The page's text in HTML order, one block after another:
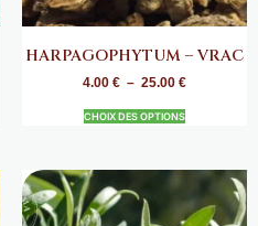
HARPAGOPHYTUM – VRAC
4.00 € – 25.00 €
CHOIX DES OPTIONS